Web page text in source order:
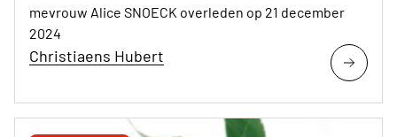
mevrouw Alice SNOECK overleden op 21 december
2024
Christiaens Hubert